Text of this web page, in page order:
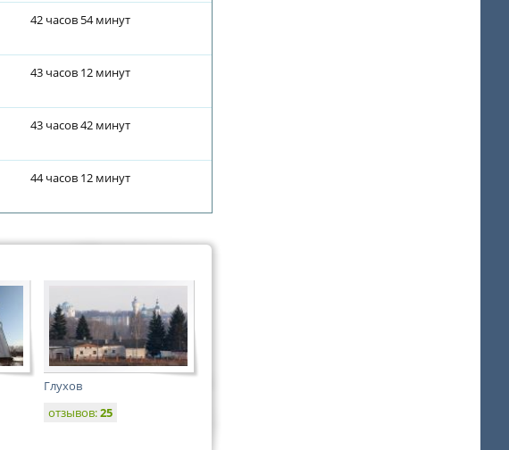
42 часов 54 минут
43 часов 12 минут
43 часов 42 минут
44 часов 12 минут
Глухов
отзывов:25